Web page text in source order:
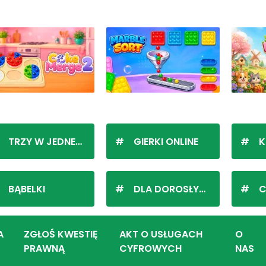
TRZY W JEDNEJ LINII
BĄBELKI
GIERKI ONLINE
DLA DOROSŁYCH
ZGŁOŚ KWESTIĘ
PRAWNĄ
AKT O USŁUGACH
CYFROWYCH
O
NAS